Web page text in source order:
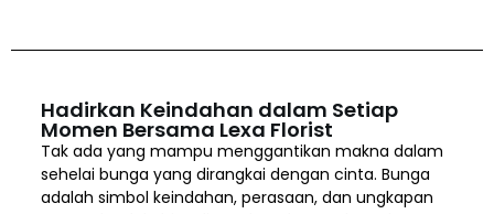
Hadirkan Keindahan dalam Setiap
Momen Bersama Lexa Florist
Tak ada yang mampu menggantikan makna dalam
sehelai bunga yang dirangkai dengan cinta. Bunga
adalah simbol keindahan, perasaan, dan ungkapan